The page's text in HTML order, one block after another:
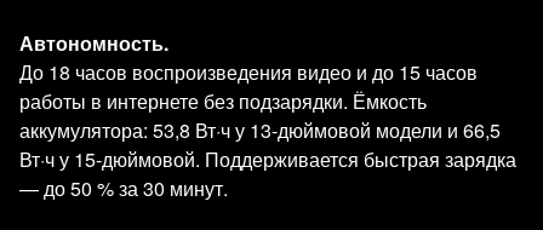
Автономность.
До 18 часов воспроизведения видео и до 15 часов
работы в интернете без подзарядки. Ёмкость
аккумулятора: 53,8 Вт·ч у 13‑дюймовой модели и 66,5
Вт·ч у 15‑дюймовой. Поддерживается быстрая зарядка
— до 50 % за 30 минут.